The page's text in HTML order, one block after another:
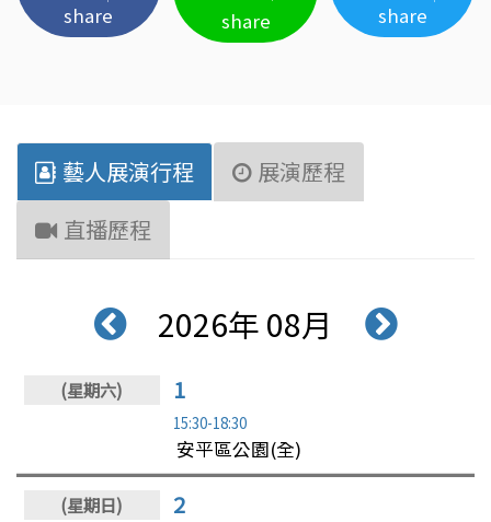
share share share
藝人展演行程
展演歷程
直播歷程
2026年 08月
1
15:30-18:30
安平區公園(全)
2